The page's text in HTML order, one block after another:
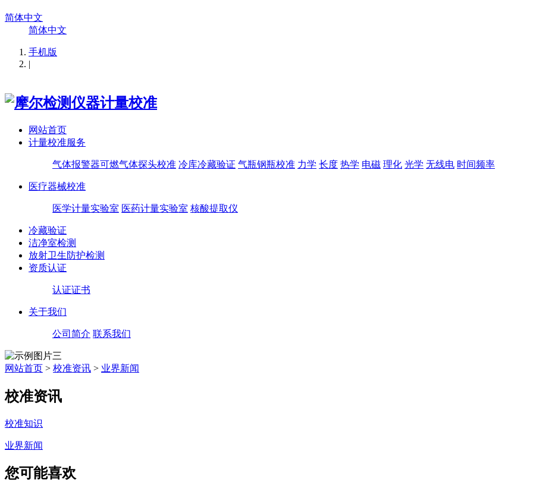
简体中文
简体中文
手机版
|
网站首页
计量校准服务
气体报警器可燃气体探头校准 冷库冷藏验证 气瓶钢瓶校准 力学 长度 热学 电磁 理化 光学 无线电 时间频率
医疗器械校准
医学计量实验室 医药计量实验室 核酸提取仪
冷藏验证
洁净室检测
放射卫生防护检测
资质认证
认证证书
关于我们
公司简介 联系我们
网站首页 > 校准资讯 > 业界新闻
校准资讯
校准知识
业界新闻
您可能喜欢